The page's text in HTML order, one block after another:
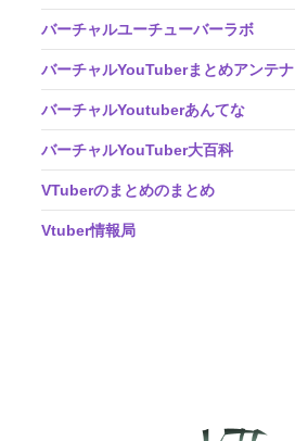
バーチャルユーチューバーラボ
バーチャルYouTuberまとめアンテナ
バーチャルYoutuberあんてな
バーチャルYouTuber大百科
VTuberのまとめのまとめ
Vtuber情報局